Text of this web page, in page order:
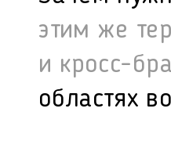
этим же
и кросс-
областях